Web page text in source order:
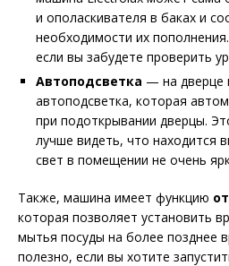
и ополаскивателя в баках и
необходимости их
если вы забудете проверить
Автоподсветка — на дверце
автоподсветка, которая
при подоткрывании дверцы.
лучше видеть, что находится
свет в помещении не очень
Также, машина имеет функцию
которая позволяет установить
мытья посуды на более позднее
полезно, если вы хотите